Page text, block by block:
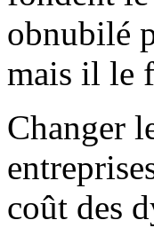
obnubilé
mais il le
Changer
coût des